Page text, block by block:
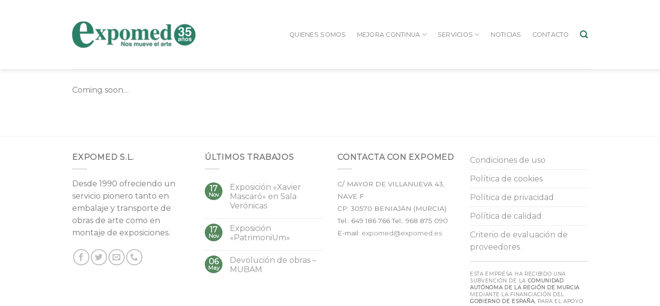
QUIENES SOMOS MEJORA CONTINUA SERVICIOS NOTICIAS CONTACTO
Coming soon…
EXPOMED S.L.
Desde 1990 ofreciendo un
servicio pionero tanto en
embalaje y transporte de
obras de arte como en
montaje de exposiciones.
ÚLTIMOS TRABAJOS
17
Nov
Exposición «Xavier
Mascaró» en Sala
Verónicas
17
Nov
Exposición
«PatrimoniUm»
06
May
Devolución de obras –
MUBAM
CONTACTA CON EXPOMED
C/ MAYOR DE VILLANUEVA 43,
NAVE F
CP: 30570 BENIAJÁN (MURCIA)
Tel.: 649 186 766Tel.: 968 875 090
E-mail: expomed@expomed.es
Condiciones de uso
Política de cookies
Política de privacidad
Política de calidad
Criterio de evaluación de
proveedores
ESTA EMPRESA HA RECIBIDO UNA
SUBVENCIÓN DE LA COMUNIDAD
AUTÓNOMA DE LA REGIÓN DE MURCIA
MEDIANTE LA FINANCIACIÓN DEL
GOBIERNO DE ESPAÑA, PARA EL APOYO